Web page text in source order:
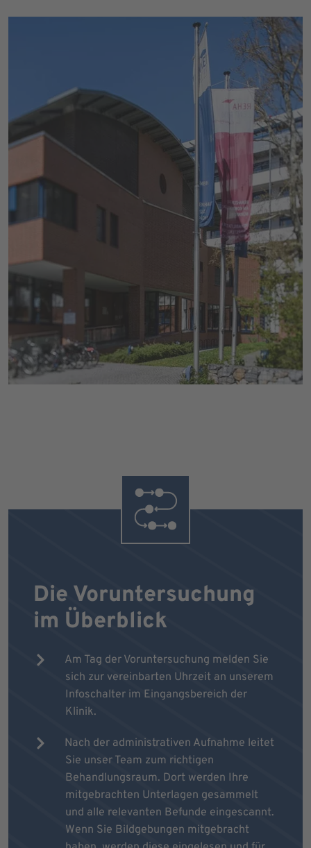
Die Voruntersuchung
im Überblick
Am Tag der Voruntersuchung melden Sie
sich zur vereinbarten Uhrzeit an unserem
Infoschalter im Eingangsbereich der
Klinik.
Nach der administrativen Aufnahme leitet
Sie unser Team zum richtigen
Behandlungsraum. Dort werden Ihre
mitgebrachten Unterlagen gesammelt
und alle relevanten Befunde eingescannt.
Wenn Sie Bildgebungen mitgebracht